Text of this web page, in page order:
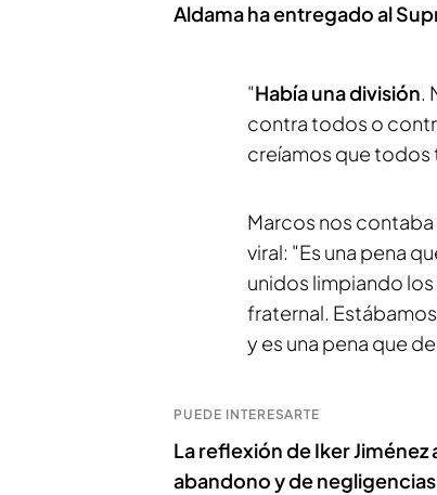
Aldama ha entregado al
"Había una división.
contra todos o
creíamos que todos
Marcos nos
viral: "Es una pena
unidos limpiando
fraternal.
y es una pena que
PUEDE INTERESARTE
La reflexión de Iker Jiménez
abandono y de